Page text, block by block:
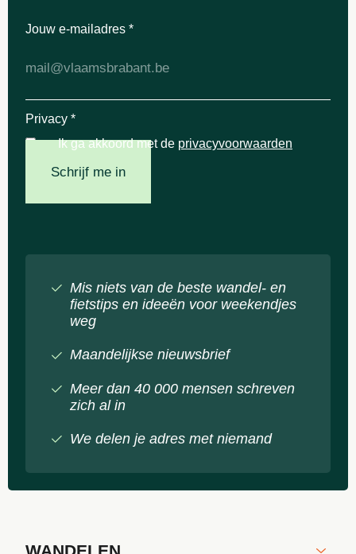
Jouw e-mailadres *
Privacy *
Ik ga akkoord met de privacyvoorwaarden
Schrijf me in
Mis niets van de beste wandel- en
fietstips en ideeën voor weekendjes
weg
Maandelijkse nieuwsbrief
Meer dan 40 000 mensen schreven
zich al in
We delen je adres met niemand